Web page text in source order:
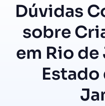
Dúvidas
sobre
em Rio
Estado